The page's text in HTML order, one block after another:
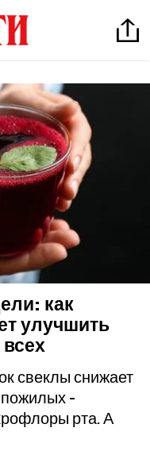
как
улучшить
свеклы снижает
-
рта. А